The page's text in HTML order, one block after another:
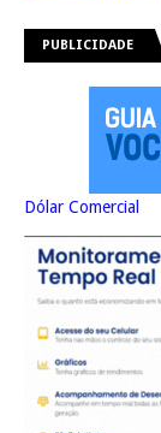
PUBLICIDADE
Dólar Comercial